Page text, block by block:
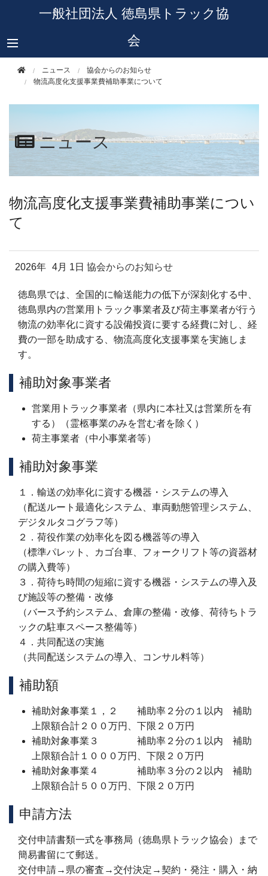
一般社団法人 徳島県トラック協
会
ニュース
協会からのお知らせ
物流高度化支援事業費補助事業について
ニュース
物流高度化支援事業費補助事業につい
て
2026年 4月 1日 協会からのお知らせ
徳島県では、全国的に輸送能力の低下が深刻化する中、
徳島県内の営業用トラック事業者及び荷主事業者が行う
物流の効率化に資する設備投資に要する経費に対し、経
費の一部を助成する、物流高度化支援事業を実施しま
す。
補助対象事業者
営業用トラック事業者（県内に本社又は営業所を有
する）（霊柩事業のみを営む者を除く）
荷主事業者（中小事業者等）
補助対象事業
１．輸送の効率化に資する機器・システムの導入
（配送ルート最適化システム、車両動態管理システム、
デジタルタコグラフ等）
２．荷役作業の効率化を図る機器等の導入
（標準パレット、カゴ台車、フォークリフト等の資器材
の購入費等）
３．荷待ち時間の短縮に資する機器・システムの導入及
び施設等の整備・改修
（バース予約システム、倉庫の整備・改修、荷待ちトラ
ックの駐車スペース整備等）
４．共同配送の実施
（共同配送システムの導入、コンサル料等）
補助額
補助対象事業１，２ 補助率２分の１以内 補助
上限額合計２００万円、下限２０万円
補助対象事業３ 補助率２分の１以内 補助
上限額合計１０００万円、下限２０万円
補助対象事業４ 補助率３分の２以内 補助
上限額合計５００万円、下限２０万円
申請方法
交付申請書類一式を事務局（徳島県トラック協会）まで
簡易書留にて郵送。
交付申請→県の審査→交付決定→契約・発注・購入・納